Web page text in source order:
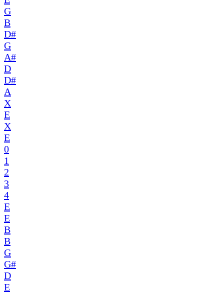
G
B
D#
G
A#
D
D#
A
X
E
X
E
0
1
2
3
4
E
E
B
B
G
G#
D
E